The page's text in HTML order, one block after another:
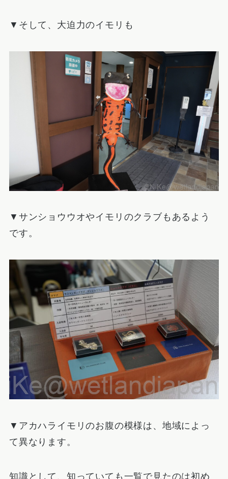
▼そして、大迫力のイモリも
▼サンショウウオやイモリのクラブもあるよう
です。
▼アカハライモリのお腹の模様は、地域によっ
て異なります。
知識として、知っていても一覧で見たのは初め